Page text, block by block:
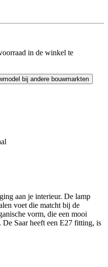
in de winkel te
bij andere bouwmarkten
aan je interieur. De lamp
voet die matcht bij de
vorm, die een mooi
De Saar heeft een E27 fitting, is